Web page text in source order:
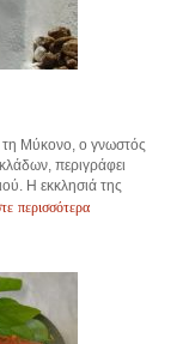
Μύκονο, ο γνωστός
περιγράφει
H εκκλησιά της
περισσότερα